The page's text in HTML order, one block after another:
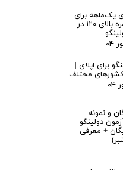
یک‌ماهه برای
گرفتن نمره بالای ۱۲۰ در
برای اپلای |
کشورهای مختلف
و نمونه
دولینگو
+ معرفی